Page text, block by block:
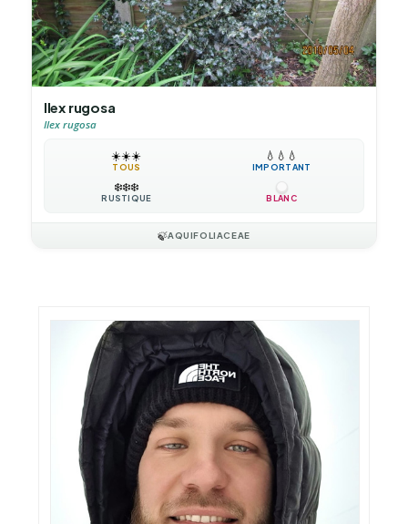
Ilex rugosa
Ilex rugosa
☀️☀️☀️
TOUS
💧 💧 💧
IMPORTANT
❄️❄️❄️
RUSTIQUE BLANC
🍃AQUIFOLIACEAE